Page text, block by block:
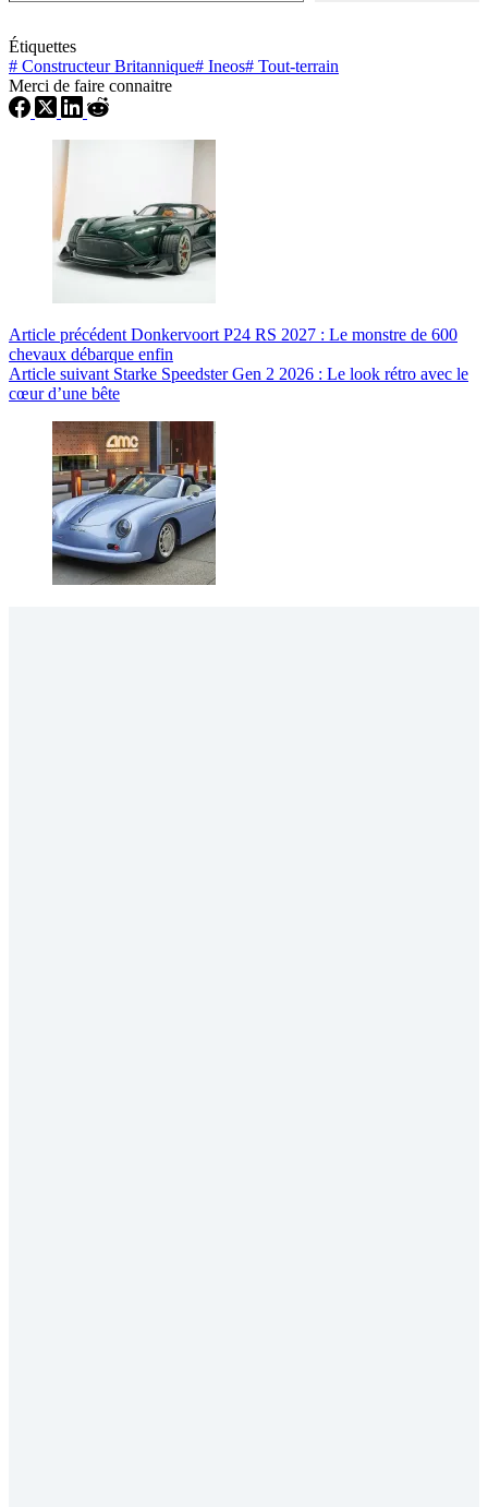
Étiquettes
# Constructeur Britannique# Ineos# Tout-terrain
Merci de faire connaitre
Article précédent Donkervoort P24 RS 2027 : Le monstre de 600
chevaux débarque enfin
Article suivant Starke Speedster Gen 2 2026 : Le look rétro avec le
cœur d’une bête